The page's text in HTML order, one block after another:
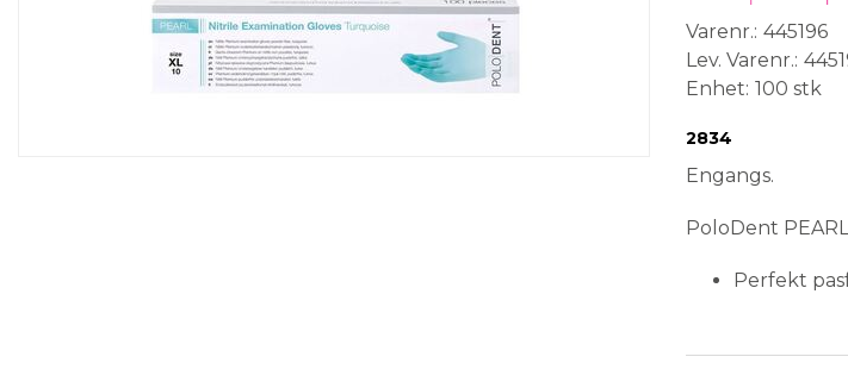
Varenr. 445196
Lev. Varenr.
Enhet 100 stk
Medical Device
2834
Engangs.
PoloDent
Perfekt